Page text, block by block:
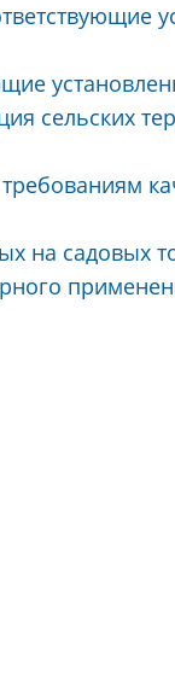
сельских
на садовых